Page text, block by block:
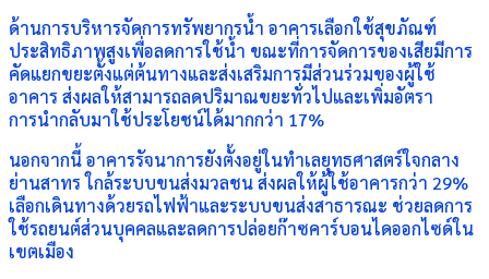
ด้านการบริหารจัดการทรัพยากรน้ำ อาคารเลือกใช้สุขภัณฑ์
ประสิทธิภาพสูงเพื่อลดการใช้น้ำ ขณะที่การจัดการของเสียมีการ
คัดแยกขยะตั้งแต่ต้นทางและส่งเสริมการมีส่วนร่วมของผู้ใช้
อาคาร ส่งผลให้สามารถลดปริมาณขยะทั่วไปและเพิ่มอัตรา
การนำกลับมาใช้ประโยชน์ได้มากกว่า 17%
นอกจากนี้ อาคารรัจนาการยังตั้งอยู่ในทำเลยุทธศาสตร์ใจกลาง
ย่านสาทร ใกล้ระบบขนส่งมวลชน ส่งผลให้ผู้ใช้อาคารกว่า 29%
เลือกเดินทางด้วยรถไฟฟ้าและระบบขนส่งสาธารณะ ช่วยลดการ
ใช้รถยนต์ส่วนบุคคลและลดการปล่อยก๊าซคาร์บอนไดออกไซด์ใน
เขตเมือง